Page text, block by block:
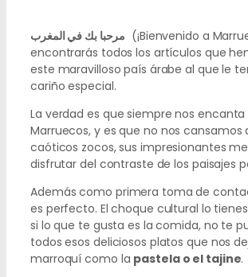
مرحبا بك في المغرب (¡Bienvenido a
encontrarás todos los artículos que
este maravilloso país árabe al que le
cariño especial.
La verdad es que siempre nos encanta
Marruecos, y es que no nos cansamos
caóticos zocos, sus impresionantes
disfrutar del contraste de los paisajes
Además como primera toma de
es perfecto. El choque cultural lo
si lo que te gusta es la comida, no te
todos esos deliciosos platos que nos
marroquí como la pastela o el tajine.